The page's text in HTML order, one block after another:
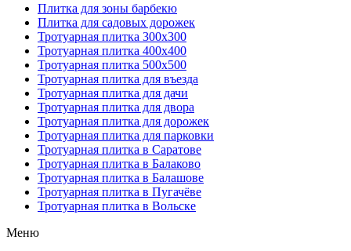
Плитка для зоны барбекю
Плитка для садовых дорожек
Тротуарная плитка 300х300
Тротуарная плитка 400х400
Тротуарная плитка 500х500
Тротуарная плитка для въезда
Тротуарная плитка для дачи
Тротуарная плитка для двора
Тротуарная плитка для дорожек
Тротуарная плитка для парковки
Тротуарная плитка в Саратове
Тротуарная плитка в Балаково
Тротуарная плитка в Балашове
Тротуарная плитка в Пугачёве
Тротуарная плитка в Вольске
Меню